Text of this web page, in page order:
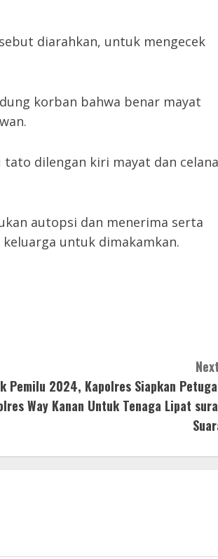
diarahkan, untuk mengecek
korban bahwa benar mayat
dilengan kiri mayat dan celana
autopsi dan menerima serta
untuk dimakamkan.
Pemilu 2024, Kapolres Siapkan
Way Kanan Untuk Tenaga Lipat